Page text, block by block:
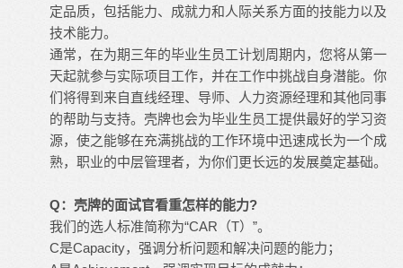
定品质，包括能力、成就力和人际关系方面的技能力以及
技术能力。
通常，在为期三年的毕业生员工计划周期内，您将从第一
天起就参与实际项目工作，并在工作中挑战自身潜能。你
们将得到来自直线经理、 导师、人力资源经理和其他同事
的帮助与支持。壳牌也会为毕业生员工提供最好的学习资
源，使之能够在充满挑战的工作环境中迅速成长为一个成
熟，职业的中层管理者，为你们更长远的发展奠定基础。
Q：壳牌的面试官看重怎样的能力?
我们的选人标准简称为“CAR（T）”。
C是Capacity，强调分析问题和解决问题的能力；